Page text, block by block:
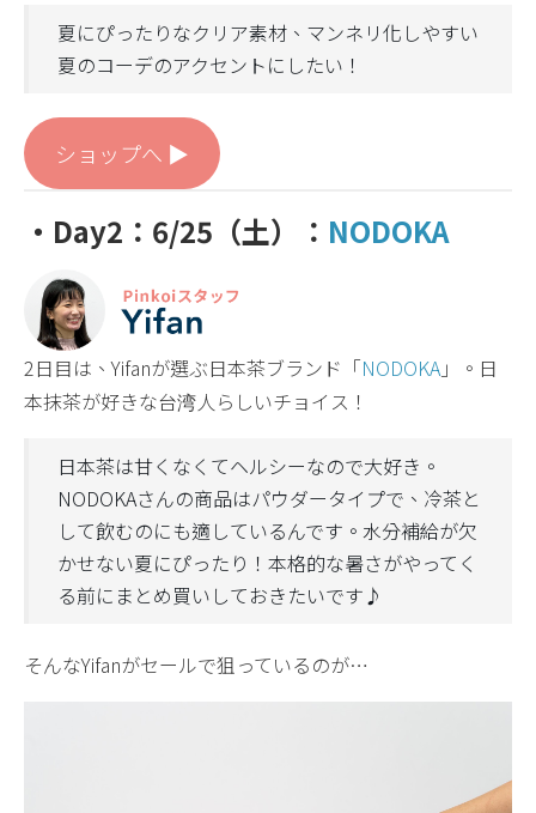
夏にぴったりなクリア素材、マンネリ化しやすい
夏のコーデのアクセントにしたい！
ショップへ ▶︎
・Day2：6/25（土）： NODOKA
2日目は、Yifanが選ぶ日本茶ブランド「NODOKA 」。日
本抹茶が好きな台湾人らしいチョイス！
日本茶は甘くなくてヘルシーなので大好き。
NODOKAさんの商品はパウダータイプで、冷茶と
して飲むのにも適しているんです。水分補給が欠
かせない夏にぴったり！本格的な暑さがやってく
る前にまとめ買いしておきたいです♪
そんなYifanがセールで狙っているのが…